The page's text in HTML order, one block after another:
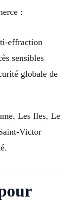
:
effraction
sensibles
globale de
Les Iles, Le
Victor